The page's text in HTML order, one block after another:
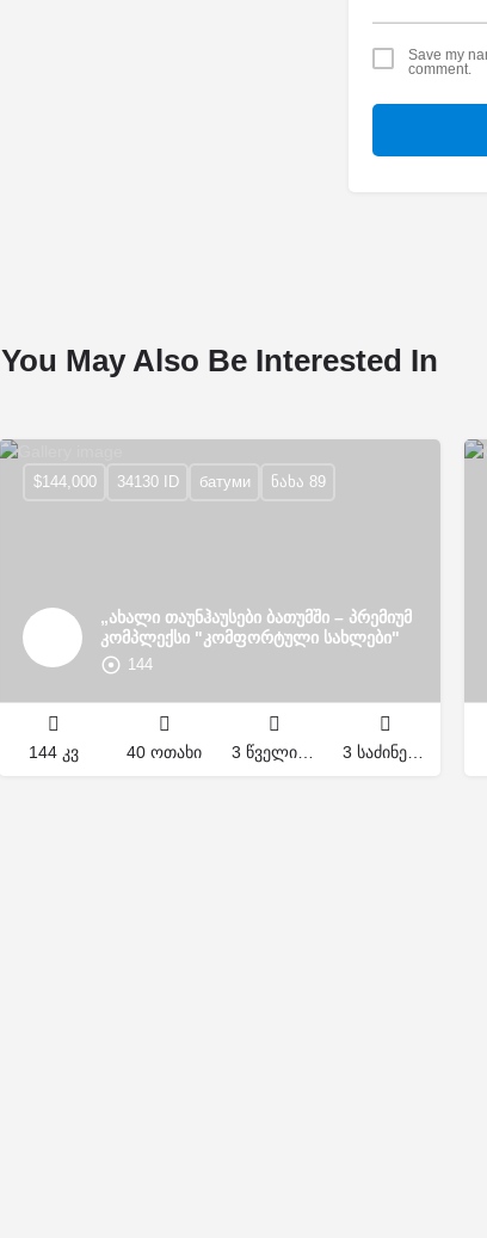
Save my
comment.
You May Also Be Interested In
„ახალი თაუნჰაუსები ბათუმში – პრემიუმ
კომპლექსი "კომფორტული სახლები"
144
$144,000 34130 ID батуми ნახა 89
144 კვ 40 ოთახი 3 საძინებელი